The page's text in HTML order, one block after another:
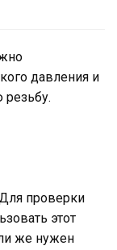
давления и
резьбу.
проверки
этот
же нужен